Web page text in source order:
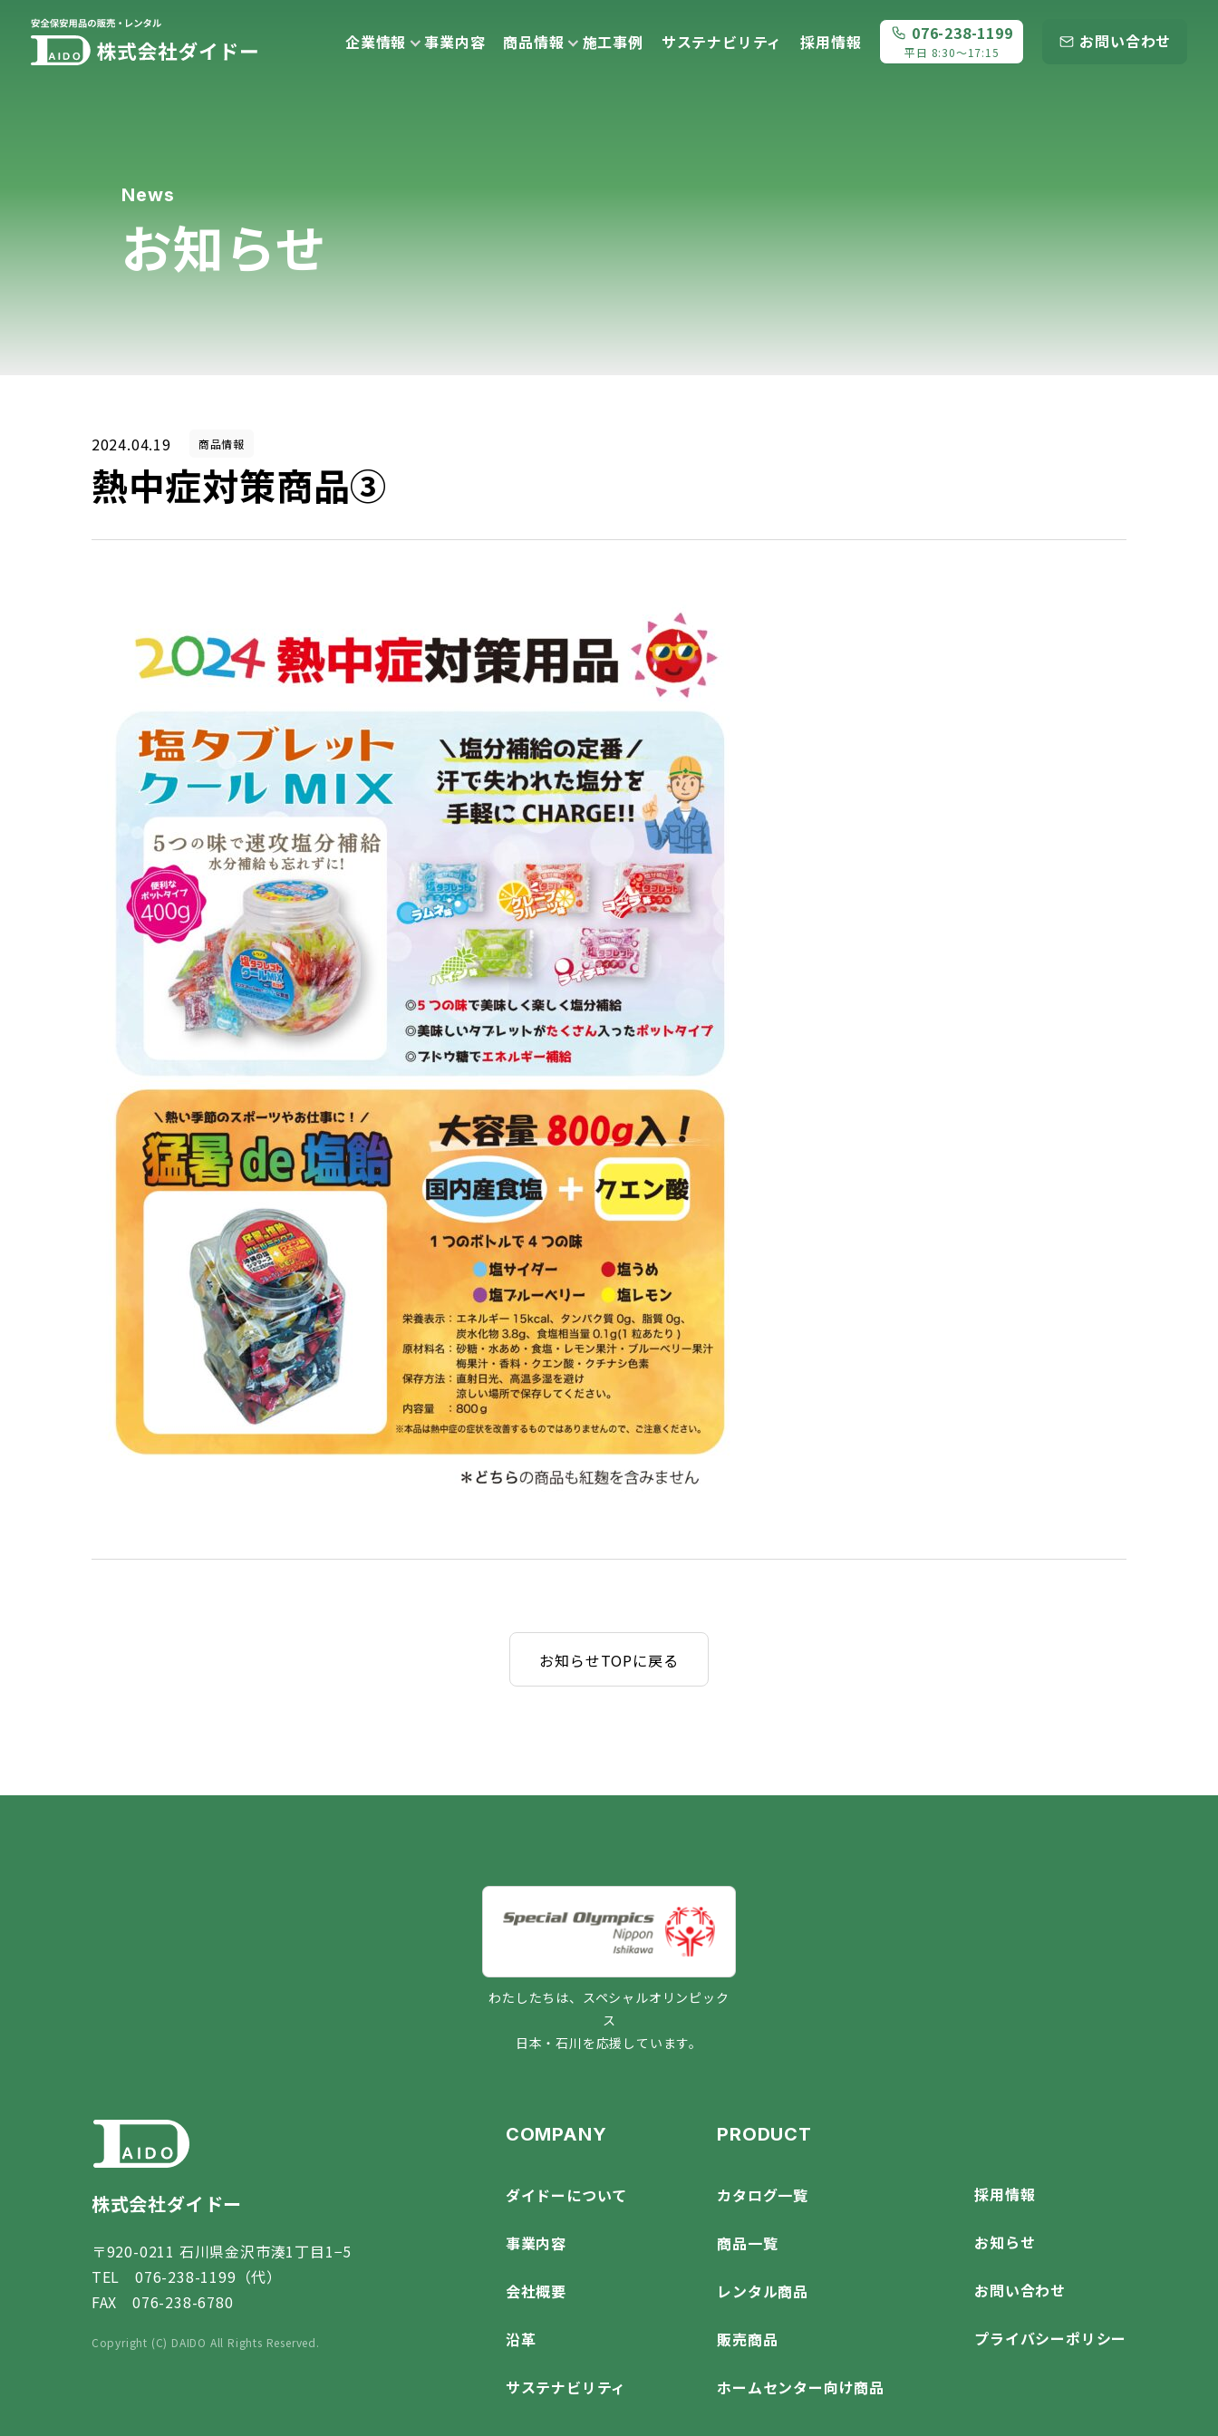
企業情報 事業内容 商品情報 施工事例 サステナビリティ 採用情報 076-238-1199
平日 8:30～17:15 お問い合わせ
News
お知らせ
2024.04.19 商品情報
熱中症対策商品③
お知らせTOPに戻る
わたしたちは、スペシャルオリンピック
ス
日本・石川を応援しています。
株式会社ダイドー
〒920-0211 石川県金沢市湊1丁目1−5
TEL 076-238-1199（代）
FAX 076-238-6780
Copyright (C) DAIDO All Rights Reserved.
COMPANY
ダイドーについて
事業内容
会社概要
沿革
サステナビリティ
PRODUCT
カタログ一覧
商品一覧
レンタル商品
販売商品
ホームセンター向け商品
採用情報
お知らせ
お問い合わせ
プライバシーポリシー